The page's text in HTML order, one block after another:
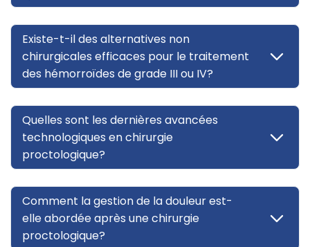
Existe-t-il des alternatives non
chirurgicales efficaces pour le traitement
des hémorroïdes de grade III ou IV?
Quelles sont les dernières avancées
technologiques en chirurgie
proctologique?
Comment la gestion de la douleur est-
elle abordée après une chirurgie
proctologique?